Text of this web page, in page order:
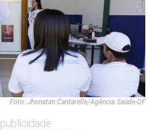
Foto: Jhonatan Cantarelle/Agência Saúde-DF
publicidade